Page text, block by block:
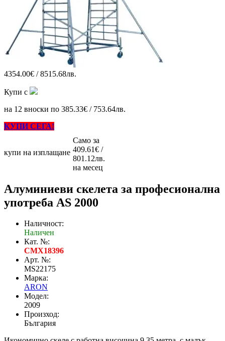
4354.00€ / 8515.68лв.
Купи с
на 12 вноски по 385.33€ / 753.64лв.
КУПИ СЕГА!
купи на изплащане
Само за
409.61€ /
801.12лв.
на месец
Алуминиеви скелета за професионална
употреба AS 2000
Наличност:
Наличен
Кат. №:
CMX18396
Арт. №:
MS22175
Марка:
ARON
Модел:
2009
Произход:
България